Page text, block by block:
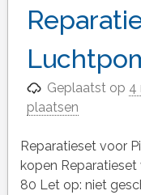
Geplaatst op 4
plaatsen
Reparatieset voor
kopen
80 Let op: niet